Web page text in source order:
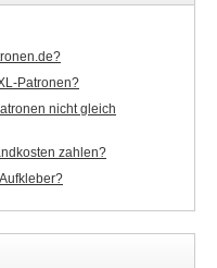
Patronen?
nicht gleich
zahlen?